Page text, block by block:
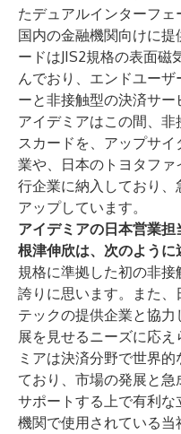
たデュアルインターフ
国内の金融機関向けに
ードはJIS2規格の表面磁
んでおり、エンドユー
ーと非接触型の決済サー
アイデミアはこの間、
スカードを、アップサ
業や、日本のトヨタフ
行企業に納入しており
アップしています。
アイデミアの日本営業
根津伸欣は、次のように
規格に準拠した初の非
誇りに思います。また
テックの提供企業と協
展を見せるニーズに応
ミアは決済分野で世界
ており、市場の発展と
サポートする上で有利
機関で使用されている